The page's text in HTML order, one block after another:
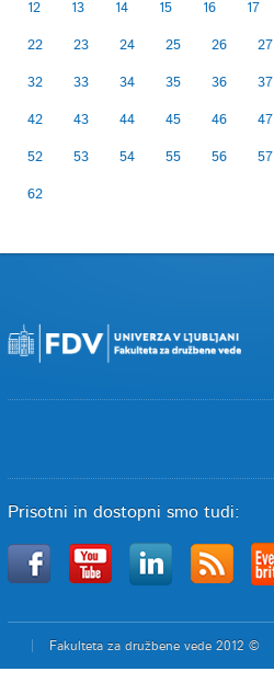
12 13 14 15 16 17
22 23 24 25 26 27
32 33 34 35 36 37
42 43 44 45 46 47
52 53 54 55 56 57
62
Prisotni in dostopni smo tudi:
Fakulteta za družbene vede 2012 ©